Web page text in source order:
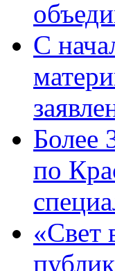
С
Более
по
«Свет